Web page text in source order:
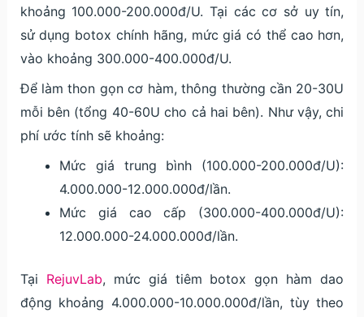
khoảng 100.000-200.000đ/U. Tại các cơ sở uy tín,
sử dụng botox chính hãng, mức giá có thể cao hơn,
vào khoảng 300.000-400.000đ/U.
Để làm thon gọn cơ hàm, thông thường cần 20-30U
mỗi bên (tổng 40-60U cho cả hai bên). Như vậy, chi
phí ước tính sẽ khoảng:
Mức giá trung bình (100.000-200.000đ/U):
4.000.000-12.000.000đ/lần.
Mức giá cao cấp (300.000-400.000đ/U):
12.000.000-24.000.000đ/lần.
Tại RejuvLab, mức giá tiêm botox gọn hàm dao
động khoảng 4.000.000-10.000.000đ/lần, tùy theo